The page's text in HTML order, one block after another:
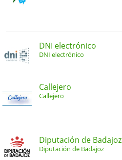
DNI electrónico
DNI electrónico
Callejero
Callejero
Diputación de Badajoz
Diputación de Badajoz